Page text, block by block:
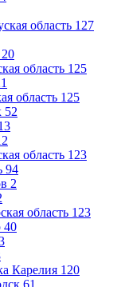
область 127
20
область 125
область 125
52
область 123
94
2
область 123
40
Карелия 120
61